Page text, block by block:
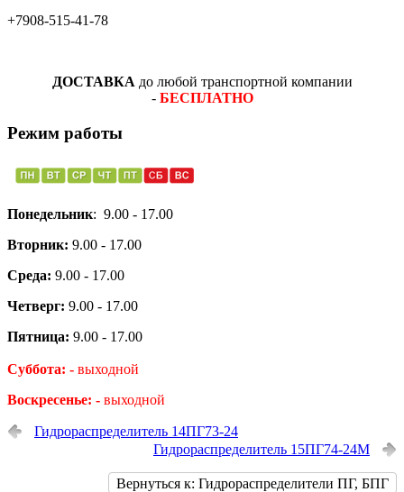
+7908-515-41-78
ДОСТАВКА до любой транспортной компании
- БЕСПЛАТНО
Режим работы
Понедельник: 9.00 - 17.00
Вторник: 9.00 - 17.00
Среда: 9.00 - 17.00
Четверг: 9.00 - 17.00
Пятница: 9.00 - 17.00
Суббота: - выходной
Воскресенье: - выходной
Гидрораспределитель 14ПГ73-24
Гидрораспределитель 15ПГ74-24М
Вернуться к: Гидрораспределители ПГ, БПГ